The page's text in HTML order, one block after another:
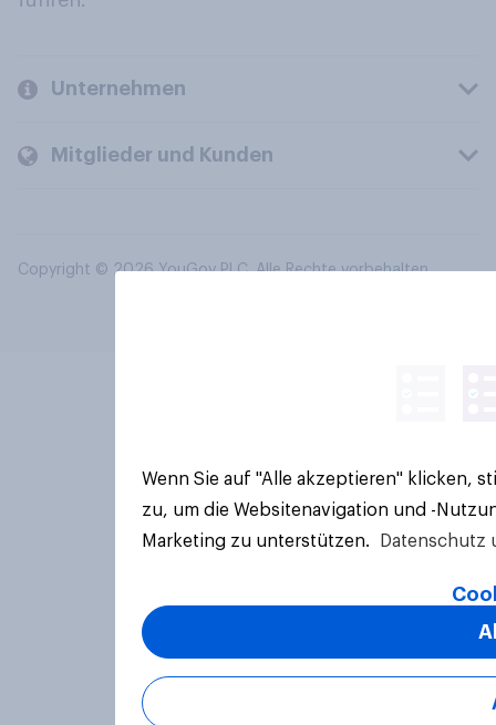
Unternehmen
Mitglieder und Kunden
Copyright © 2026 YouGov PLC. Alle Rechte vorbehalten.
Wenn Sie auf "Alle akzeptieren" klicken,
zu, um die Websitenavigation und -
Marketing zu unterstützen.
Datenschutz